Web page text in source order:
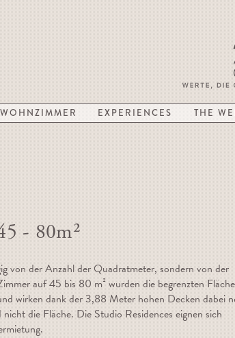
WOHNZIMMER EXPERIENCES THE
- 80m²
von der Anzahl der Quadratmeter, sondern von der
auf 45 bis 80 m² wurden die begrenzten
wirken dank der 3,88 Meter hohen Decken dabei
die Fläche. Die Studio Residences eignen sich